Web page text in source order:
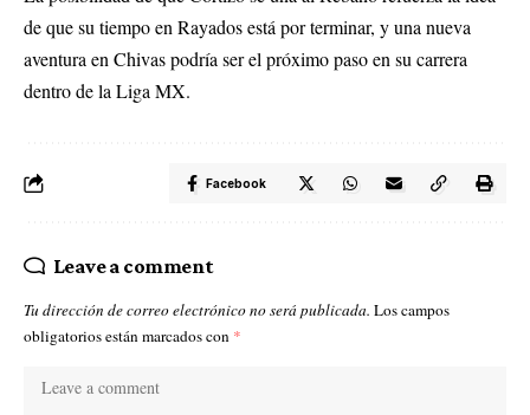
de que su tiempo en Rayados está por terminar, y una nueva
aventura en Chivas podría ser el próximo paso en su carrera
dentro de la Liga MX.
Facebook
Leave a comment
Tu dirección de correo electrónico no será publicada. Los campos
obligatorios están marcados con *